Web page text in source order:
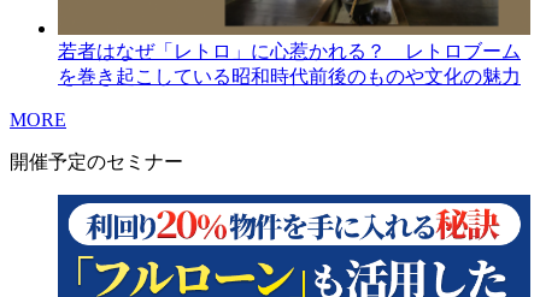
若者はなぜ「レトロ」に心惹かれる？ レトロブーム
を巻き起こしている昭和時代前後のものや文化の魅力
MORE
開催予定のセミナー